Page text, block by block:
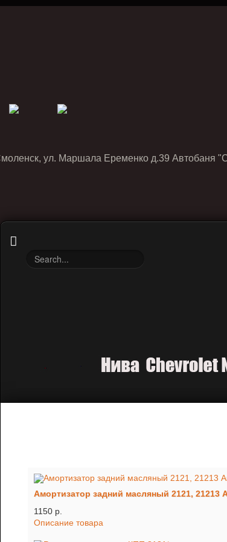
ул. Маршала Еременко д.39 Автобаня
Амортизатор задний масляный 2121, 21213
1150 p.
Описание товара